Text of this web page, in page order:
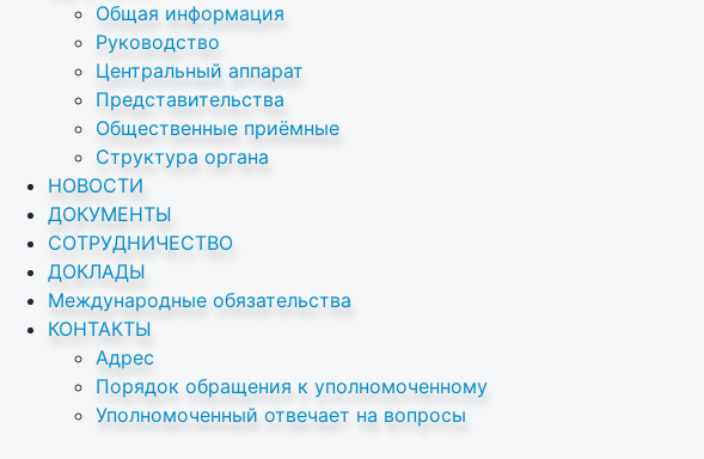
Общая информация
Руководство
Центральный аппарат
Представительства
Общественные приёмные
Структура органа
НОВОСТИ
ДОКУМЕНТЫ
СОТРУДНИЧЕСТВО
ДОКЛАДЫ
Международные обязательства
КОНТАКТЫ
Адрес
Порядок обращения к уполномоченному
Уполномоченный отвечает на вопросы